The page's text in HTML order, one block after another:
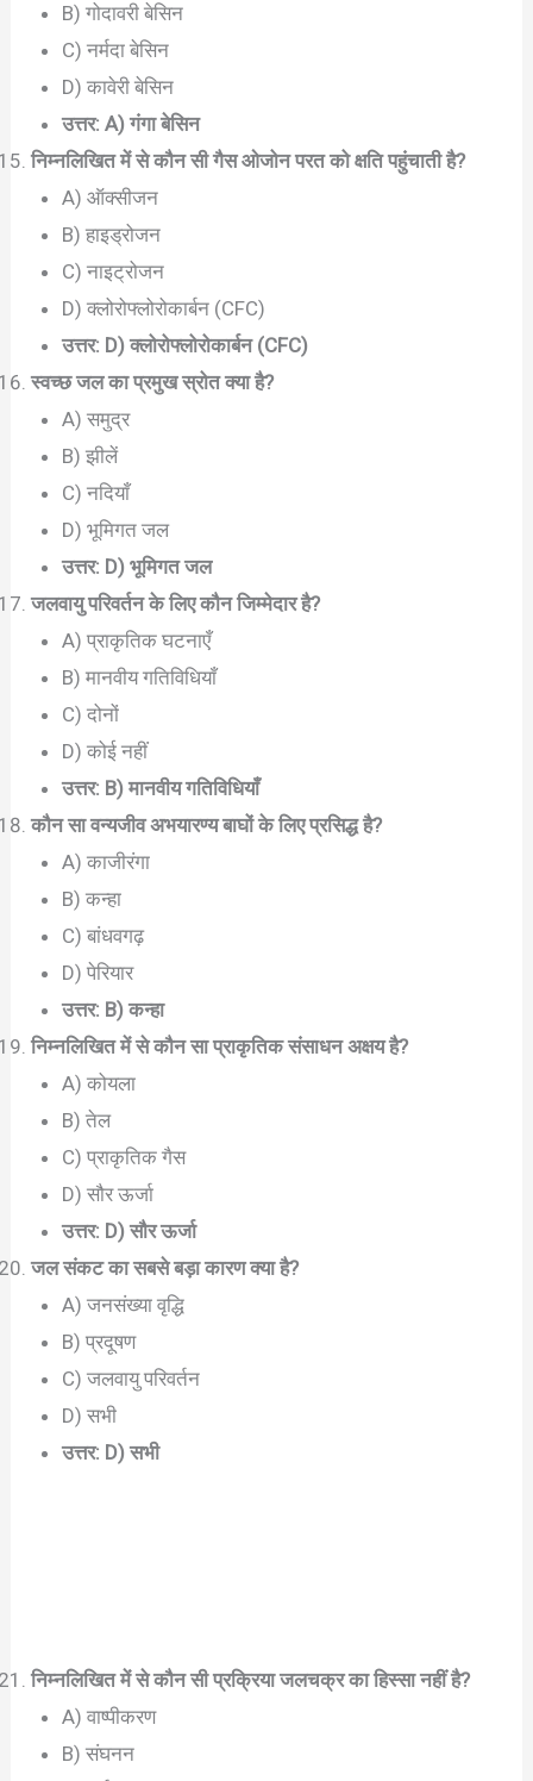
B) गोदावरी बेसिन
C) नर्मदा बेसिन
D) कावेरी बेसिन
उत्तर: A) गंगा बेसिन
निम्नलिखित में से कौन सी गैस ओजोन परत को क्षति पहुंचाती है?
A) ऑक्सीजन
B) हाइड्रोजन
C) नाइट्रोजन
D) क्लोरोफ्लोरोकार्बन (CFC)
उत्तर: D) क्लोरोफ्लोरोकार्बन (CFC)
स्वच्छ जल का प्रमुख स्रोत क्या है?
A) समुद्र
B) झीलें
C) नदियाँ
D) भूमिगत जल
उत्तर: D) भूमिगत जल
जलवायु परिवर्तन के लिए कौन जिम्मेदार है?
A) प्राकृतिक घटनाएँ
B) मानवीय गतिविधियाँ
C) दोनों
D) कोई नहीं
उत्तर: B) मानवीय गतिविधियाँ
कौन सा वन्यजीव अभयारण्य बाघों के लिए प्रसिद्ध है?
A) काजीरंगा
B) कन्हा
C) बांधवगढ़
D) पेरियार
उत्तर: B) कन्हा
निम्नलिखित में से कौन सा प्राकृतिक संसाधन अक्षय है?
A) कोयला
B) तेल
C) प्राकृतिक गैस
D) सौर ऊर्जा
उत्तर: D) सौर ऊर्जा
जल संकट का सबसे बड़ा कारण क्या है?
A) जनसंख्या वृद्धि
B) प्रदूषण
C) जलवायु परिवर्तन
D) सभी
उत्तर: D) सभी
निम्नलिखित में से कौन सी प्रक्रिया जलचक्र का हिस्सा नहीं है?
A) वाष्पीकरण
B) संघनन